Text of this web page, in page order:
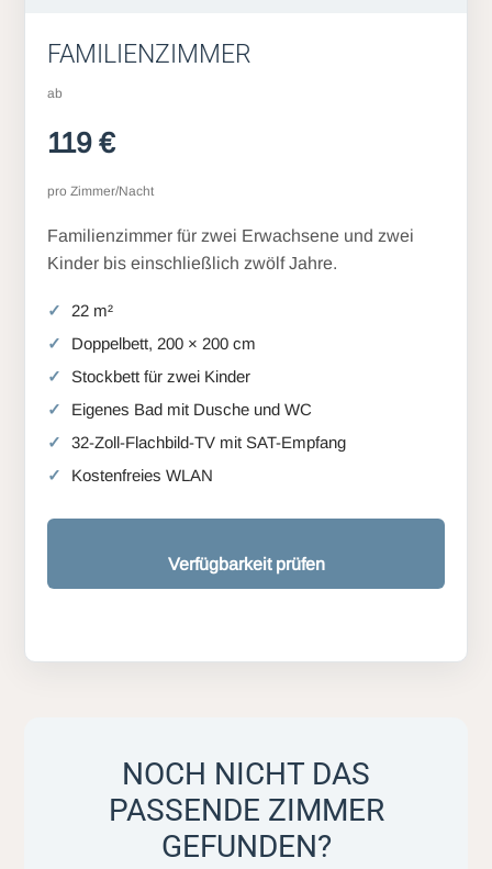
FAMILIENZIMMER
ab
119 €
pro Zimmer/Nacht
Familienzimmer für zwei Erwachsene und zwei
Kinder bis einschließlich zwölf Jahre.
22 m²
Doppelbett, 200 × 200 cm
Stockbett für zwei Kinder
Eigenes Bad mit Dusche und WC
32-Zoll-Flachbild-TV mit SAT-Empfang
Kostenfreies WLAN
Verfügbarkeit prüfen
NOCH NICHT DAS
PASSENDE ZIMMER
GEFUNDEN?